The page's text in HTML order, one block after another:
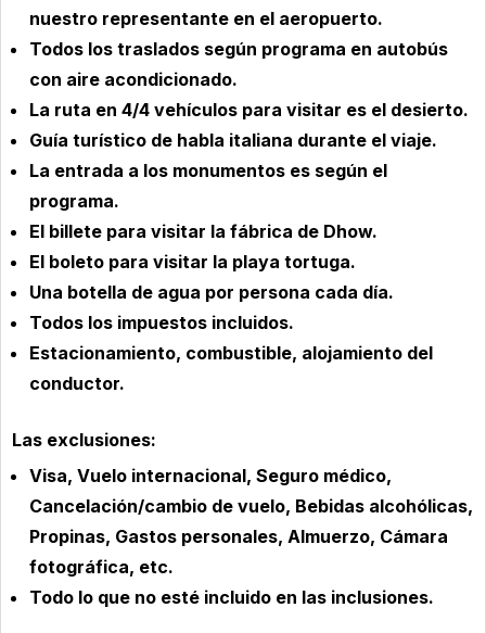
nuestro representante en el aeropuerto.
Todos los traslados según programa en autobús
con aire acondicionado.
La ruta en 4/4 vehículos para visitar es el desierto.
Guía turístico de habla italiana durante el viaje.
La entrada a los monumentos es según el
programa.
El billete para visitar la fábrica de Dhow.
El boleto para visitar la playa tortuga.
Una botella de agua por persona cada día.
Todos los impuestos incluidos.
Estacionamiento, combustible, alojamiento del
conductor.
Las exclusiones:
Visa, Vuelo internacional, Seguro médico,
Cancelación/cambio de vuelo, Bebidas alcohólicas,
Propinas, Gastos personales, Almuerzo, Cámara
fotográfica, etc.
Todo lo que no esté incluido en las inclusiones.